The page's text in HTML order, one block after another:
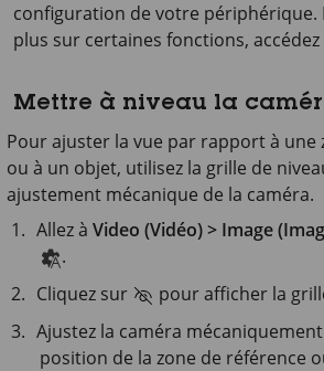
configuration de votre périphérique.
plus sur certaines fonctions, accédez
Mettre à niveau la
Pour ajuster la vue par rapport à une
ou à un objet, utilisez la grille de
ajustement mécanique de la caméra.
Allez àVideo (Vidéo) > Image
.
Cliquez sur
pour afficher la
Ajustez la caméra
position de la zone de référence